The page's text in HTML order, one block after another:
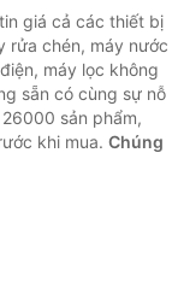
giá cả các thiết bị
rửa chén, máy nước
máy lọc không
sẵn có cùng sự nỗ
sản phẩm,
khi mua. Chúng